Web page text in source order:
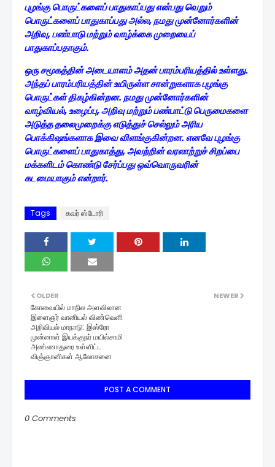
புழங்கு பொருட்களைப் பாதுகாப்பது என்பது வெறும்
பொருட்களைப் பாதுகாப்பது அல்ல, நமது முன்னோர்களின்
அறிவு, பண்பாடு மற்றும் வாழ்க்கை முறையைப்
பாதுகாப்பதாகும்.
ஒரு சமூகத்தின் அடையாளம் அதன் பாரம்பரியத்தில் உள்ளது.
அந்தப் பாரம்பரியத்தின் உயிருள்ள சான்றுகளாக புழங்கு
பொருட்கள் திகழ்கின்றன. நமது முன்னோர்களின்
வாழ்வியல், உழைப்பு, அறிவு மற்றும் பண்பாட்டு பெருமைகளை
அடுத்த தலைமுறைக்கு எடுத்துச் செல்லும் அரிய
பொக்கிஷங்களாக இவை விளங்குகின்றன. எனவே புழங்கு
பொருட்களைப் பாதுகாத்து, அவற்றின் வரலாற்றுச் சிறப்பை
மக்களிடம் கொண்டு சேர்ப்பது ஒவ்வொருவரின்
கடமையாகும் என்றார்.
Tags கவர் ஸ்டோரி
NEWER
OLDER
கோவையில் மாநில அளவிலான
இளைஞர் வானியல் விண்வெளி
அறிவியல் மாநாடு: இஸ்ரோ
முன்னாள் இயக்குநர் மயில்சாமி
அண்ணாதுரை உள்ளிட்ட
விஞ்ஞானிகள் ஆலோசனை
POST A COMMENT
0 Comments